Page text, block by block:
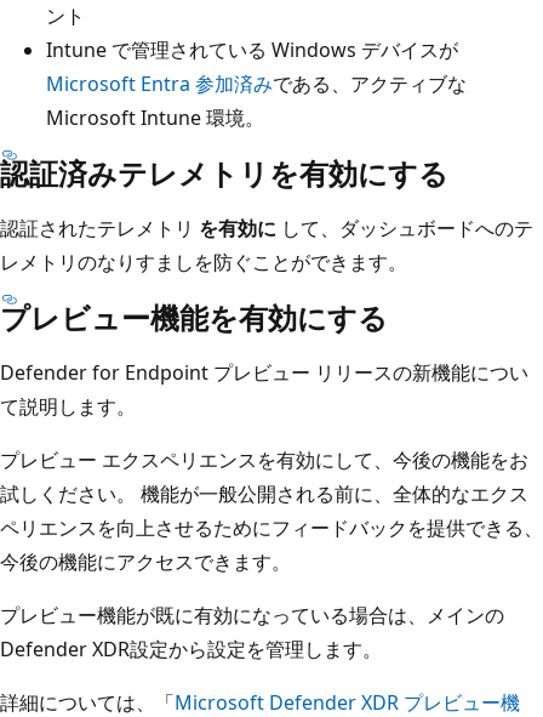
ント
Intune で管理されている Windows デバイスが
Microsoft Entra 参加済みである、アクティブな
Microsoft Intune 環境。
認証済みテレメトリを有効にする
認証されたテレメトリ を有効に して、ダッシュボードへのテ
レメトリのなりすましを防ぐことができます。
プレビュー機能を有効にする
Defender for Endpoint プレビュー リリースの新機能につい
て説明します。
プレビュー エクスペリエンスを有効にして、今後の機能をお
試しください。 機能が一般公開される前に、全体的なエクス
ペリエンスを向上させるためにフィードバックを提供できる、
今後の機能にアクセスできます。
プレビュー機能が既に有効になっている場合は、メインの
Defender XDR設定から設定を管理します。
詳細については、「Microsoft Defender XDR プレビュー機